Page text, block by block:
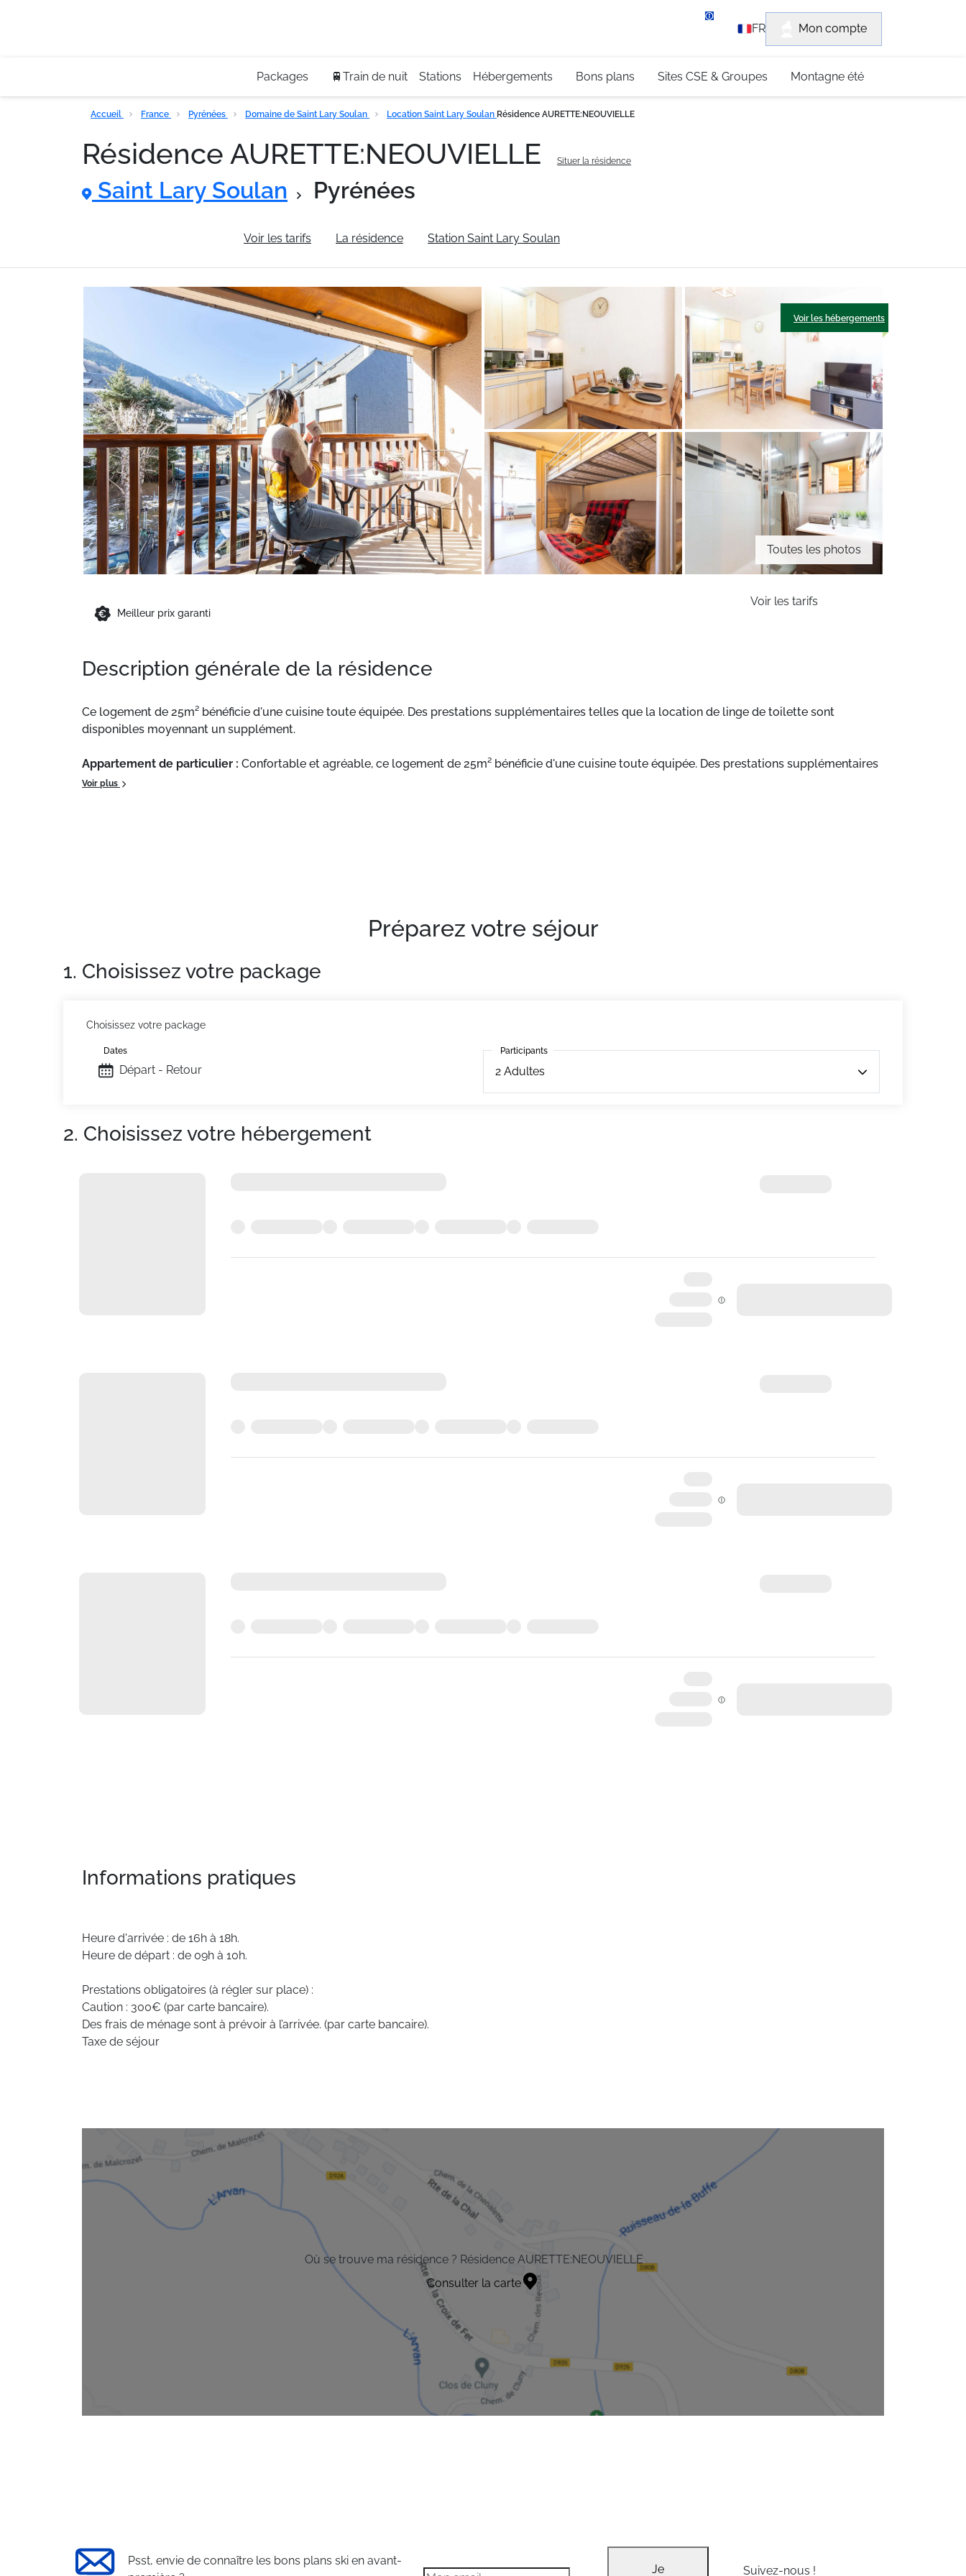
+33 (0)4 79 96 30 69
FR Mon compte
Packages 🚆Train de nuit Stations Hébergements Bons plans Sites CSE & Groupes Montagne été
Accueil France Pyrénées Domaine de Saint Lary Soulan Location Saint Lary Soulan Résidence AURETTE:NEOUVIELLE
Résidence AURETTE:NEOUVIELLE Situer la résidence
Saint Lary Soulan Pyrénées
Voir les tarifs La résidence Station Saint Lary Soulan
Toutes les photos
Voir les hébergements
Meilleur prix garanti
Voir les tarifs
Description générale de la résidence
Ce logement de 25m² bénéficie d'une cuisine toute équipée. Des prestations supplémentaires telles que la location de linge de toilette sont
disponibles moyennant un supplément.
Appartement de particulier : Confortable et agréable, ce logement de 25m² bénéficie d'une cuisine toute équipée. Des prestations supplémentaires
telles que la location de linge de toilette sont disponibles moyennant un supplément.
Voir plus
Préparez votre séjour
1. Choisissez votre package
Choisissez votre package
Départ - Retour
Dates Participants
2 Adultes
Participants
2. Choisissez votre hébergement
Informations pratiques
Heure d'arrivée : de 16h à 18h.
Heure de départ : de 09h à 10h.
Prestations obligatoires (à régler sur place) :
Caution : 300€ (par carte bancaire).
Des frais de ménage sont à prévoir à l’arrivée. (par carte bancaire).
Taxe de séjour
Où se trouve ma résidence ? Résidence AURETTE:NEOUVIELLE
Consulter la carte
Psst, envie de connaître les bons plans ski en avant-
Je Suivez-nous !